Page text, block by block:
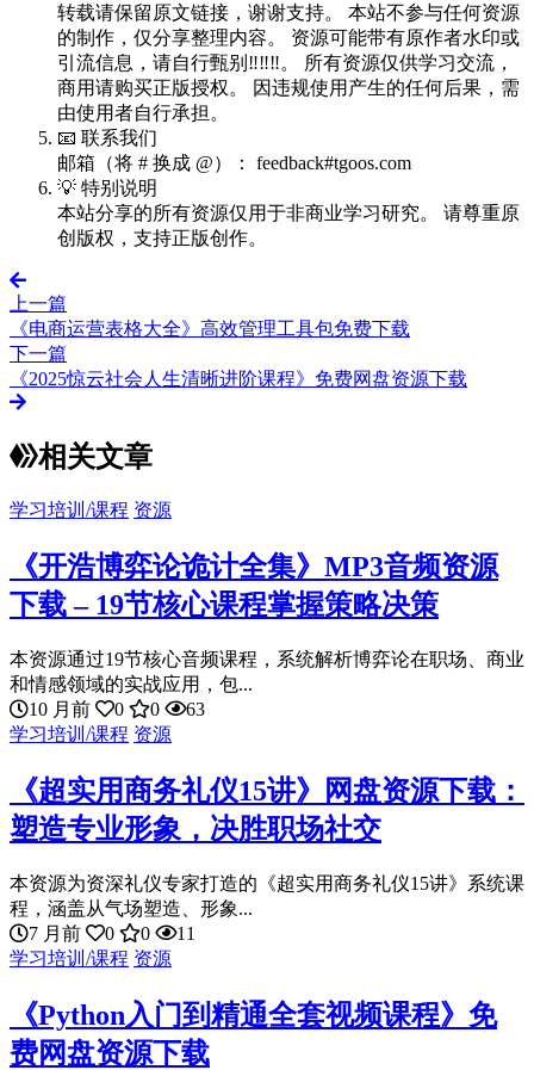
转载请保留原文链接，谢谢支持。 本站不参与任何资源
的制作，仅分享整理内容。 资源可能带有原作者水印或
引流信息，请自行甄别‼️‼️‼️。 所有资源仅供学习交流，
商用请购买正版授权。 因违规使用产生的任何后果，需
由使用者自行承担。
📧 联系我们
邮箱（将 # 换成 @）： feedback#tgoos.com
💡 特别说明
本站分享的所有资源仅用于非商业学习研究。 请尊重原
创版权，支持正版创作。
上一篇
《电商运营表格大全》高效管理工具包免费下载
下一篇
《2025惊云社会人生清晰进阶课程》免费网盘资源下载
相关文章
学习培训/课程 资源
《开浩博弈论诡计全集》MP3音频资源
下载 – 19节核心课程掌握策略决策
本资源通过19节核心音频课程，系统解析博弈论在职场、商业
和情感领域的实战应用，包...
10 月前
0 0
63
学习培训/课程 资源
《超实用商务礼仪15讲》网盘资源下载：
塑造专业形象，决胜职场社交
本资源为资深礼仪专家打造的《超实用商务礼仪15讲》系统课
程，涵盖从气场塑造、形象...
7 月前
0 0
11
学习培训/课程 资源
《Python入门到精通全套视频课程》免
费网盘资源下载